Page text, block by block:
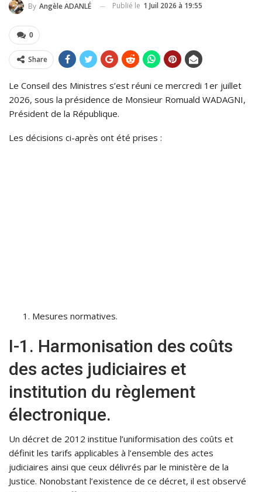
By Angèle ADANLÉ Publié le 1 Juil 2026 à 19:55
0
Share
Le Conseil des Ministres s’est réuni ce mercredi 1er juillet
2026, sous la présidence de Monsieur Romuald WADAGNI,
Président de la République.
Les décisions ci-après ont été prises :
Mesures normatives.
I-1. Harmonisation des coûts
des actes judiciaires et
institution du règlement
électronique.
Un décret de 2012 institue l’uniformisation des coûts et
définit les tarifs applicables à l’ensemble des actes
judiciaires ainsi que ceux délivrés par le ministère de la
Justice. Nonobstant l’existence de ce décret, il est observé